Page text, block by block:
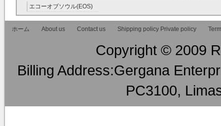
ァルコネ) RMT
エコーオブソウル(EOS)
RMT
ホーム
About us Contact us Shipping policy Private policy
Copyright © 2009
Billing Address:Gergana
PC3100,